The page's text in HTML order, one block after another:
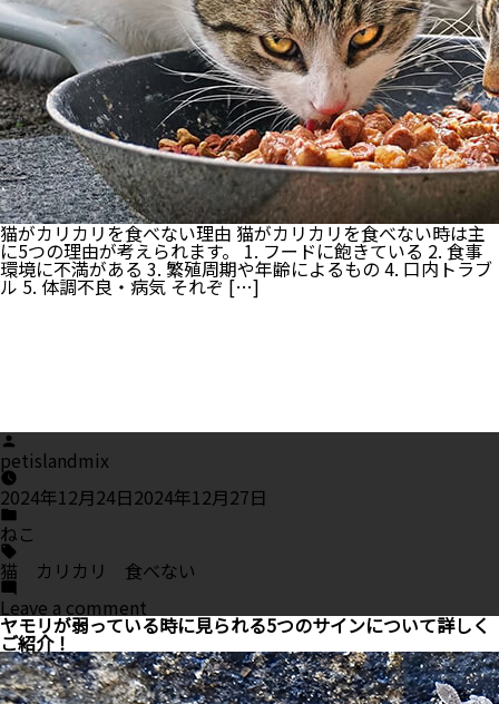
徹
底
解
説！
猫がカリカリを食べない理由 猫がカリカリを食べない時は主
に5つの理由が考えられます。 1. フードに飽きている 2. 食事
環境に不満がある 3. 繁殖周期や年齢によるもの 4. 口内トラブ
ル 5. 体調不良・病気 それぞ […]
Posted
by
petislandmix
2024年12月24日2024年12月27日
Posted
in
ねこ
Tags:
猫 カリカリ 食べない
Leave a comment
猫
が
カ
リ
カ
ヤモリが弱っている時に見られる5つのサインについて詳しく
ご紹介！